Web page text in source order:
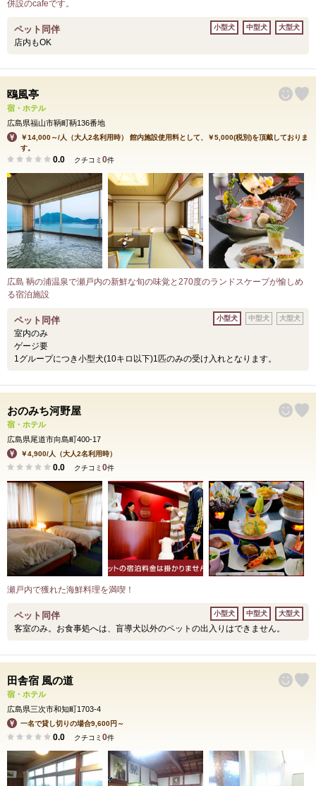
併設のcafeです。
ペット同伴
店内もOK
小型犬 中型犬 大型犬
鴎風亭
宿・ホテル
広島県福山市鞆町鞆136番地
￥14,000～/人（大人2名利用時） 館内施設使用料として、￥5,000(税別)を頂戴しておりま
す。
0.0 クチコミ 0件
広島 鞆の浦温泉で瀬戸内の新鮮な旬の味覚と270度のランドスケープが愉しめ
る宿泊施設
ペット同伴
室内のみ
ゲージ要
1グループにつき小型犬(10キロ以下)1匹のみの受け入れとなります。
小型犬 中型犬 大型犬
おのみち河野屋
宿・ホテル
広島県尾道市向島町400-17
￥4,900/人（大人2名利用時）
0.0 クチコミ 0件
瀬戸内で獲れた海鮮料理を満喫！
ペット同伴
客室のみ。お食事処へは、盲導犬以外のペットの出入りはできません。
小型犬 中型犬 大型犬
田舎宿 風の道
宿・ホテル
広島県三次市和知町1703-4
一名で貸し切りの場合9,600円～
0.0 クチコミ 0件